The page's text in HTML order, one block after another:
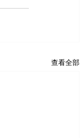
查看全部